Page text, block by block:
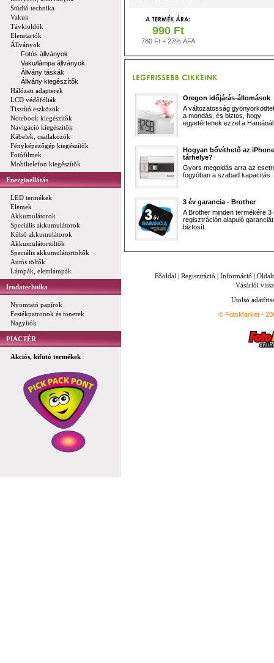
Stúdió technika
Vakuk
Távkioldók
Elemtartók
Állványok
Fotós állványok
Vaku/lámpa állványok
Állvány táskák
Állvány kiegészítők
Hálózati adapterek
LCD védőfóliák
Tisztító eszközök
Notebook kiegészítők
Navigáció kiegészítők
Kábelek, csatlakozók
Fényképezőgép kiegészítők
Fotófilmek
Mobiltelefon kiegészítők
Energiaellátás
LED termékek
Elemek
Akkumulátorok
Speciális akkumulátorok
Külső akkumulátorok
Akkumulátortöltők
Speciális akkumulátortöltők
Autós töltők
Lámpák, elemlámpák
Irodatechnika
Nyomtató papírok
Festékpatronok és tonerek
Nagyítók
PIACTÉR
Akciós, kifutó termékek
990 Ft
780 Ft + 27% ÁFA
Oregon időjárás-állomások
A változatosság
a mondás, és biztos, hogy
egyetértenek ezzel a
Hogyan bővíthető az iPhone
tárhelye?
Gyors megoldás arra az
fogyóban a szabad kapacitás.
3 év garancia - Brother
A Brother minden termékére 3
regisztráción alapuló garanciát
biztosít.
Főoldal | Regisztráció | Információ |
Vásárlói
Utolsó
© FotoMarket -